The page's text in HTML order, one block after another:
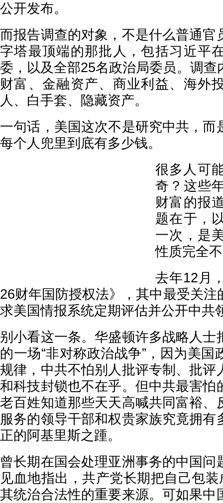
公开发布。
而报告调查的对象，不是什么普通官
字塔最顶端的那批人，包括习近平
委，以及全部25名政治局委员。调查
财富、金融资产、商业利益、海外
人、白手套、隐藏资产。
一句话，美国这次不是研究中共，而
每个人兜里到底有多少钱。
很多人可
奇？这些
财富的报
题在于，
一次，是
性质完全
去年12月
26财年国防授权法》，其中最受关注
求美国情报系统定期评估并公开中共
别小看这一条。华盛顿许多战略人士
的一场“非对称政治战争”，因为美国
规律，中共不怕别人批评专制、批评
和科技封锁也不在乎。但中共最害怕
老百姓知道那些天天高喊共同富裕、
服务的领导干部和权贵家族究竟拥有
正的阿基里斯之踵。
曾长期在国会处理亚洲事务的中国问
见血地指出，共产党长期把自己包装
其统治合法性的重要来源。可如果中